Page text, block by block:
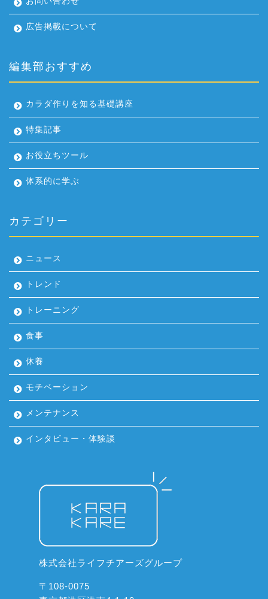
広告掲載について
編集部おすすめ
カラダ作りを知る基礎講座
特集記事
お役立ちツール
体系的に学ぶ
カテゴリー
ニュース
トレンド
トレーニング
食事
休養
モチベーション
メンテナンス
インタビュー・体験談
株式会社ライフチアーズグループ
〒108-0075